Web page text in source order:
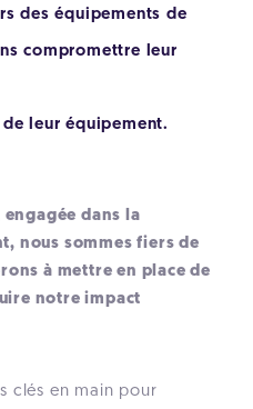
des équipements de
compromettre leur
leur équipement.
engagée dans la
nous sommes fiers de
à mettre en place de
notre impact
clés en main pour